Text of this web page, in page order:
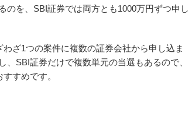
のを、SBI証券では両方とも1000万円ずつ申し
ざ1つの案件に複数の証券会社から申し込ま
し、SBI証券だけで複数単元の当選もあるので、
すめです。